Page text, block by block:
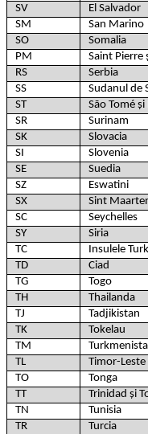
SV
El Salvador
SM
San Marino
SO
Somalia
PM
Saint Pierre
RS
Serbia
SS
Sudanul de
ST
São Tomé
SR
Surinam
SK
Slovacia
SI
Slovenia
SE
Suedia
SZ
Eswatini
SX
Sint
SC
Seychelles
SY
Siria
TC
Insulele
TD
Ciad
TG
Togo
TH
Thailanda
TJ
Tadjikistan
TK
Tokelau
TM
TL
Timor-Leste
TO
Tonga
TT
Trinidad și
TN
Tunisia
TR
Turcia